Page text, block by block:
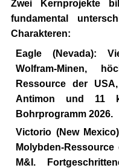
Zwei Kernprojekte
fundamental
Charakteren:
Eagle (Nevada):
Wolfram-Minen,
Ressource der
Antimon und 11
Bohrprogramm 2026.
Victorio (New
Molybden-
M&I.